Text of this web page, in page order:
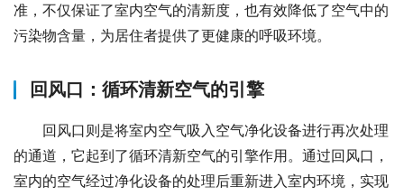
准，不仅保证了室内空气的清新度，也有效降低了空气中的
污染物含量，为居住者提供了更健康的呼吸环境。
回风口：循环清新空气的引擎
回风口则是将室内空气吸入空气净化设备进行再次处理
的通道，它起到了循环清新空气的引擎作用。通过回风口，
室内的空气经过净化设备的处理后重新进入室内环境，实现